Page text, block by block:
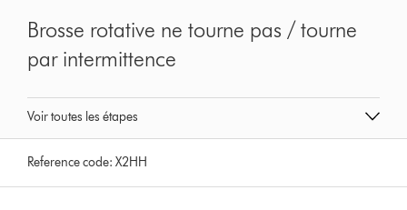
Voir toutes les étapes
Brosse rotative ne tourne pas / tourne
par intermittence
Reference code:X2HH